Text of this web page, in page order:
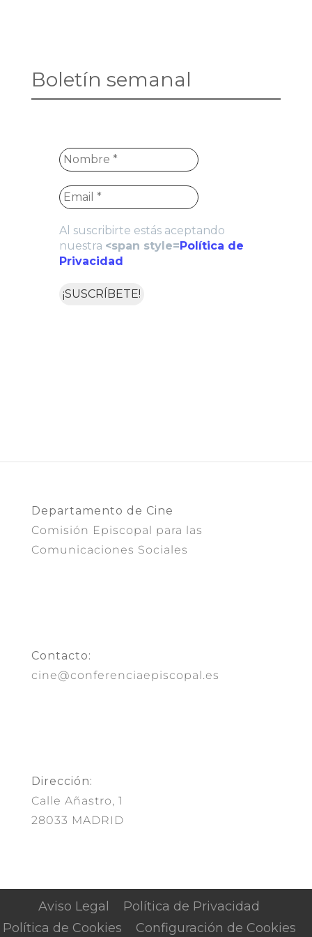
Boletín semanal
Al suscribirte estás aceptando
nuestra <span style=Política de
Privacidad
Departamento de Cine
Comisión Episcopal para las
Comunicaciones Sociales
Contacto:
cine@conferenciaepiscopal.es
Dirección:
Calle Añastro, 1
28033 MADRID
Aviso Legal
Política de Privacidad
Política de Cookies
Configuración de Cookies